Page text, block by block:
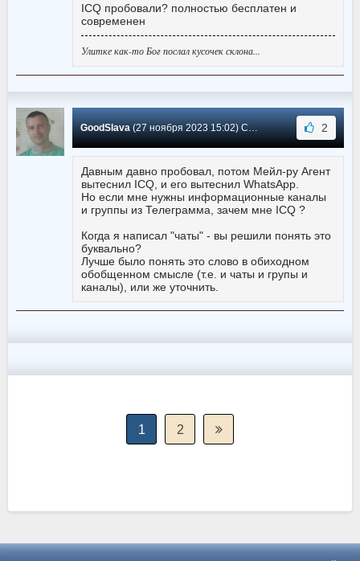
ICQ пробовали? полностью бесплатен и
современен
Улитке как-то Бог послал кусочек склона...
GoodSlava(27 ноября 2023 15:02) Сообщение #14 2
Давным давно пробовал, потом Мейл-ру Агент
вытеснил ICQ, и его вытеснил WhatsApp.
Но если мне нужны информационные каналы
и группы из Телеграмма, зачем мне ICQ ?
Когда я написал "чаты" - вы решили понять это
буквально?
Лучше было понять это слово в обиходном
обобщенном смысле (т.е. и чаты и групы и
каналы), или же уточнить.
1 2